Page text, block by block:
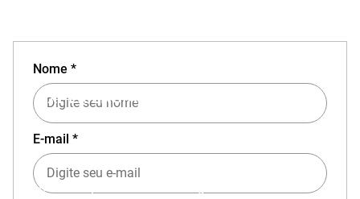
EXPERIÊNCIA MIZUNO NO APP
Baixe o aplicativo Mizuno e garanta
Nome *
E-mail *